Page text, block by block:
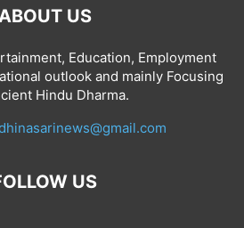
ABOUT US
Education, Employment
outlook and mainly Focusing
Hindu Dharma.
US